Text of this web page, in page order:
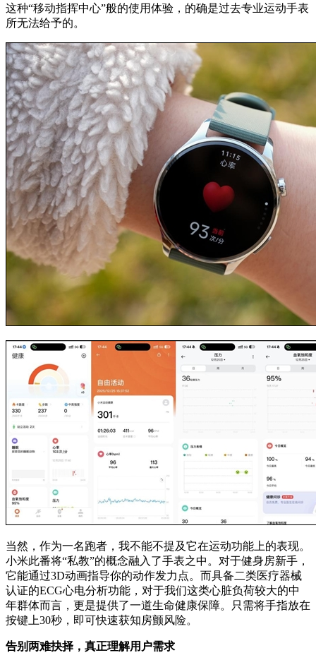
这种“移动指挥中心”般的使用体验，的确是过去专业运动手表
所无法给予的。
当然，作为一名跑者，我不能不提及它在运动功能上的表现。
小米此番将“私教”的概念融入了手表之中。对于健身房新手，
它能通过3D动画指导你的动作发力点。而具备二类医疗器械
认证的ECG心电分析功能，对于我们这类心脏负荷较大的中
年群体而言，更是提供了一道生命健康保障。只需将手指放在
按键上30秒，即可快速获知房颤风险。
告别两难抉择，真正理解用户需求